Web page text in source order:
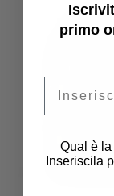
primo
Qual è
Inseriscila